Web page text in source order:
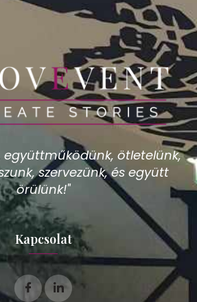
együttműködünk, ötletelünk,
szervezünk, és együtt
örülünk!"
Kapcsolat